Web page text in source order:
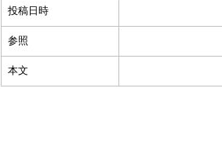
投稿日時
参照
本文